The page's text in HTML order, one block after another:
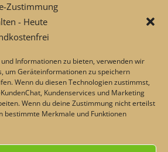
Zustimmung
- Heute
Informationen zu bieten, verwenden wir
um Geräteinformationen zu speichern
Wenn du diesen Technologien zustimmst,
Kundenservices und Marketing
Wenn du deine Zustimmung nicht erteilst
bestimmte Merkmale und Funktionen
Mein Konto
Zahlungsarten
und Retoure****
AGB
Impressum
Datenschutz
Über uns
von Bewertungen
Barrierefreiheit